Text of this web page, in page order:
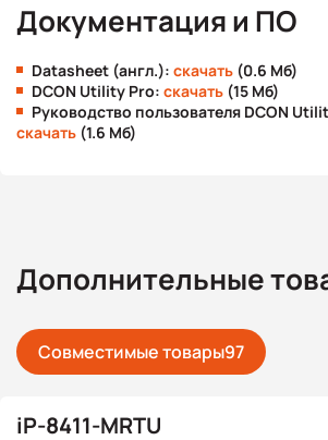
Документация и ПО
Datasheet (англ.): скачать (0.6 Мб)
DCON Utility Pro: скачать (15 Мб)
Руководство пользователя DCON
скачать (1.6 Мб)
Дополнительные
Совместимые товары97
iP-8411-MRTU